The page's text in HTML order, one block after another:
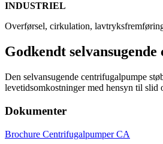
INDUSTRIEL
Overførsel, cirkulation,
Godkendt
Den selvansugende centrifugalpumpe
levetidsomkostninger med hensyn til
Dokumenter
Brochure Centrifugalpumper CA